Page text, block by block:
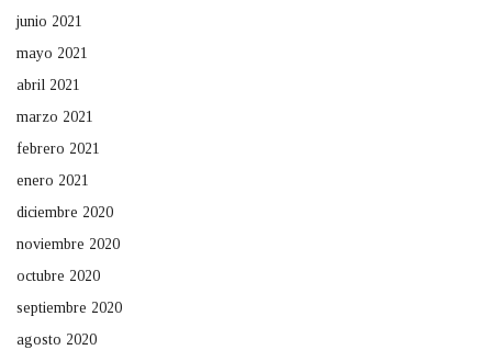
junio 2021
mayo 2021
abril 2021
marzo 2021
febrero 2021
enero 2021
diciembre 2020
noviembre 2020
octubre 2020
septiembre 2020
agosto 2020